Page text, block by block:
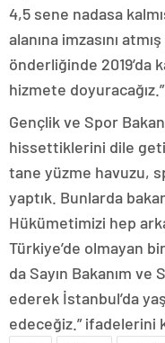
4,5 sene nadasa
alanına imzasını
önderliğinde 2019’da
hizmete doyuracağız.”
Gençlik ve Spor
hissettiklerini dile
tane yüzme havuzu,
yaptık. Bunlarda
Hükümetimizi hep
Türkiye’de olmayan
da Sayın Bakanım ve
ederek İstanbul’da
edeceğiz.” ifadelerini